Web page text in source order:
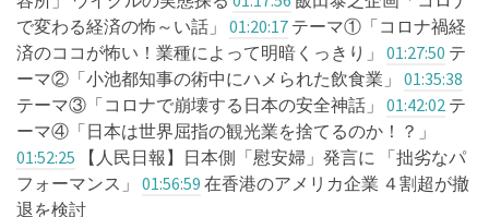
で変わる経済の怖～い話」 01:20:17 ​​​​​​​​​​​ テーマ①「コロナ禍経
済のココが怖い！業種によって明暗くっきり」 01:27:50 ​​​​​​​​​​​ テ
ーマ②「小池都知事の術中にハメられた飲食業」 01:35:38
テーマ③「コロナで崩壊する日本の安全神話」 01:42:02 ​​​​​​​​​​​ テ
ーマ④「日本は世界屈指の観光業を捨てるのか！？」
01:52:25 ​​​​​​​​​​​ 【人民日報】日本側「慰安婦」発言に 「拙劣なパ
フォーマンス」 01:56:59 ​​​​​​​​​​​ 在香港のアメリカ企業 ４割超が撤
退を検討